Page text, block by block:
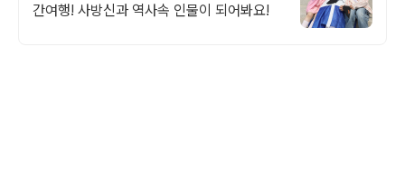
간여행! 사방신과 역사속 인물이 되어봐요!